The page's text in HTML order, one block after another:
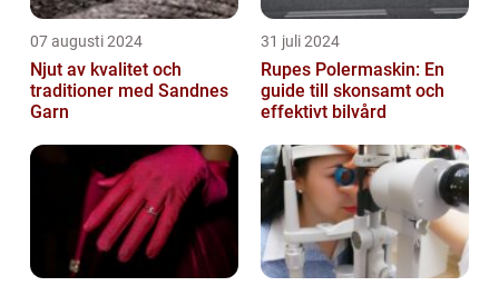
07 augusti 2024
Njut av kvalitet och
traditioner med Sandnes
Garn
31 juli 2024
Rupes Polermaskin: En
guide till skonsamt och
effektivt bilvård